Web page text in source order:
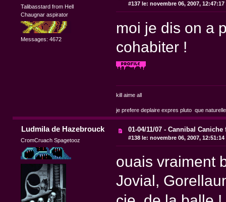
Talibasstard from Hell
Chaugnar aspirator
Messages: 4672
#137 le: novembre 06, 2007, 12:47:17
moi je dis on a
cohabiter !
kill aime all
je prefere deplaire expres pluto que
Ludmila de Hazebrouck
CromCruach Spagetooz
01-04/11/07 - Cannibal
#138 le: novembre 06, 2007, 12:51:14
ouais vraiment
Jovial,